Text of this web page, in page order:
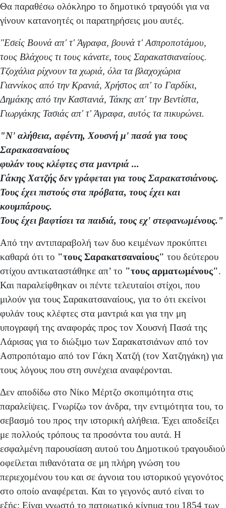
Θα παραθέσω ολόκληρο το δημοτικό τραγούδι για να
γίνουν κατανοητές οι παρατηρήσεις μου αυτές.
"Εσείς Βουνά απ' τ' Άγραφα, βουνά τ' Ασπροποτάμου,
τους Βλάχους τι τους κάνατε, τους Σαρακατσιαναίους.
Τζοχάλια ρίχνουν τα χωριά, όλα τα βλαχοχώρια
Γιαννίκος από την Κρανιά, Χρήστος απ' το Γαρδίκι,
Δημάκης από την Καστανιά, Τάκης απ' την Βεντίστα,
Γιωργάκης Τασιάς απ' τ' Άγραφα, αυτός τα πικυρώνει.
"Ν' αλήθεια, αφέντη, Χουσνή μ' πασά για τους
Σαρακασαναίους
φυλάν τους κλέφτες στα μαντριά ...
Γάκης Χατζής δεν γράφεται για τους Σαρακατσιάνους.
Τους έχει πιστούς στα πρόβατα, τους έχει και
κουμπάρους.
Τους έχει βαφτίσει τα παιδιά, τους εχ' στεφανωμένους."
Από την αντιπαραβολή των δυο κειμένων προκύπτει
καθαρά ότι το "τους Σαρακατσαναίους" του δεύτερου
στίχου αντικαταστάθηκε απ’ το "τους αρματωμένους".
Και παραλείφθηκαν οι πέντε τελευταίοι στίχοι, που
μιλούν για τους Σαρακατσαναίους, για το ότι εκείνοι
φυλάν τους κλέφτες στα μαντριά και για την μη
υπογραφή της αναφοράς προς τον Χουσνή Πασά της
Λάρισας για το διώξιμο των Σαρακατσιάνων από τον
Ασπροπόταμο από τον Γάκη Χατζή (τον Χατζηγάκη) για
τους λόγους που στη συνέχεια αναφέρονται.
Δεν αποδίδω στο Νίκο Μέρτζο σκοπιμότητα στις
παραλείψεις. Γνωρίζω τον άνδρα, την εντιμότητα του, το
σεβασμό του προς την ιστορική αλήθεια. Έχει αποδείξει
με πολλούς τρόπους τα προσόντα του αυτά. Η
εσφαλμένη παρουσίαση αυτού του Δημοτικού τραγουδιού
οφείλεται πιθανότατα σε μη πλήρη γνώση του
περιεχομένου του και σε άγνοια του ιστορικού γεγονότος
στο οποίο αναφέρεται. Και το γεγονός αυτό είναι το
εξής: Είναι γνωστό το πατριωτικό κίνημα του 1854 των